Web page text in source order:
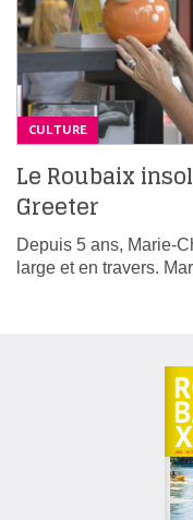
CULTURE
Le Roubaix
Greeter
Depuis 5 ans, Marie-
large et en travers.